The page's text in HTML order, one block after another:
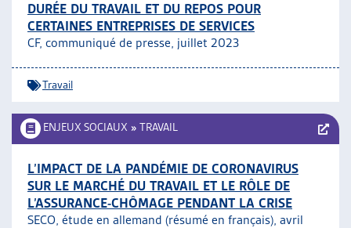
DURÉE DU TRAVAIL ET DU REPOS POUR
CERTAINES ENTREPRISES DE SERVICES
CF, communiqué de presse, juillet 2023
Travail
ENJEUX SOCIAUX » TRAVAIL
L’IMPACT DE LA PANDÉMIE DE CORONAVIRUS
SUR LE MARCHÉ DU TRAVAIL ET LE RÔLE DE
L’ASSURANCE-CHÔMAGE PENDANT LA CRISE
SECO, étude en allemand (résumé en français), avril